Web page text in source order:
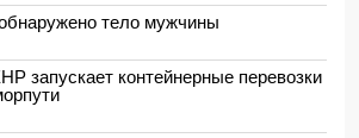
тело мужчины
запускает контейнерные перевозки